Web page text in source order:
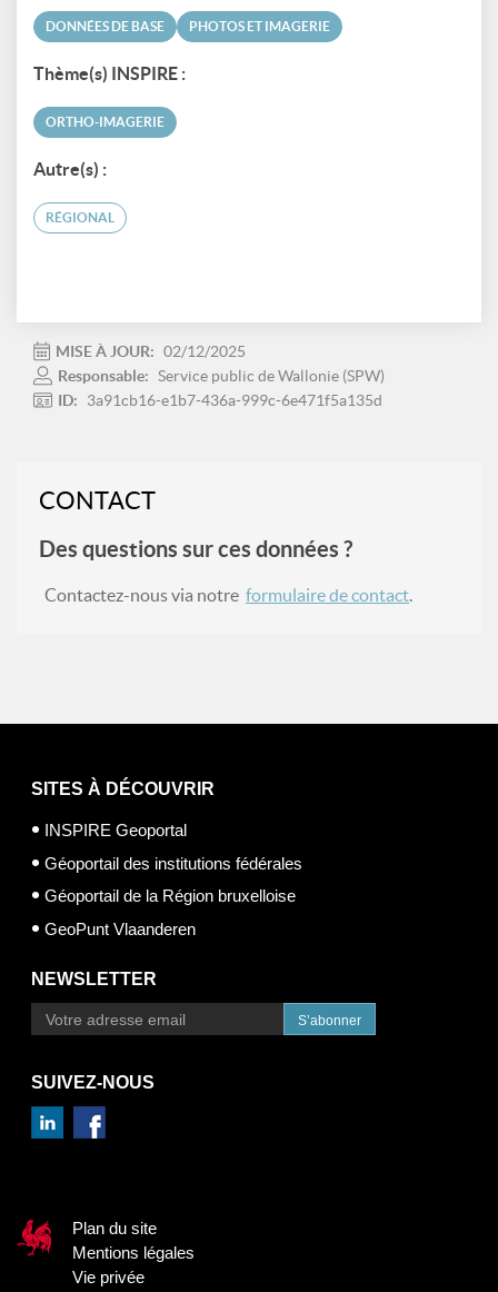
DONNÉES DE BASE PHOTOS ET IMAGERIE
Thème(s) INSPIRE :
ORTHO-IMAGERIE
Autre(s) :
RÉGIONAL
MISE À JOUR: 02/12/2025
Responsable: Service public de Wallonie (SPW)
ID:
3a91cb16-e1b7-436a-999c-6e471f5a135d
CONTACT
Des questions sur ces données ?
Contactez-nous via notre formulaire de contact.
SITES À DÉCOUVRIR
INSPIRE Geoportal
Géoportail des institutions fédérales
Géoportail de la Région bruxelloise
GeoPunt Vlaanderen
NEWSLETTER
S’abonner
SUIVEZ-NOUS
Plan du site
Mentions légales
Vie privée